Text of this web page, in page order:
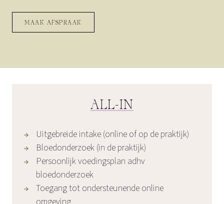
MAAK AFSPRAAK
ALL-IN
Uitgebreide intake (online of op de praktijk)
Bloedonderzoek (in de praktijk)
Persoonlijk voedingsplan adhv
bloedonderzoek
Toegang tot ondersteunende online